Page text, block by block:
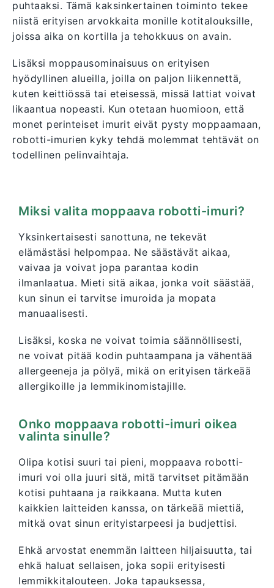
puhtaaksi. Tämä kaksinkertainen toiminto tekee
niistä erityisen arvokkaita monille kotitalouksille,
joissa aika on kortilla ja tehokkuus on avain.
Lisäksi moppausominaisuus on erityisen
hyödyllinen alueilla, joilla on paljon liikennettä,
kuten keittiössä tai eteisessä, missä lattiat voivat
likaantua nopeasti. Kun otetaan huomioon, että
monet perinteiset imurit eivät pysty moppaamaan,
robotti-imurien kyky tehdä molemmat tehtävät on
todellinen pelinvaihtaja.
Miksi valita moppaava robotti-imuri?
Yksinkertaisesti sanottuna, ne tekevät
elämästäsi helpompaa. Ne säästävät aikaa,
vaivaa ja voivat jopa parantaa kodin
ilmanlaatua. Mieti sitä aikaa, jonka voit säästää,
kun sinun ei tarvitse imuroida ja mopata
manuaalisesti.
Lisäksi, koska ne voivat toimia säännöllisesti,
ne voivat pitää kodin puhtaampana ja vähentää
allergeeneja ja pölyä, mikä on erityisen tärkeää
allergikoille ja lemmikinomistajille.
Onko moppaava robotti-imuri oikea
valinta sinulle?
Olipa kotisi suuri tai pieni, moppaava robotti-
imuri voi olla juuri sitä, mitä tarvitset pitämään
kotisi puhtaana ja raikkaana. Mutta kuten
kaikkien laitteiden kanssa, on tärkeää miettiä,
mitkä ovat sinun erityistarpeesi ja budjettisi.
Ehkä arvostat enemmän laitteen hiljaisuutta, tai
ehkä haluat sellaisen, joka sopii erityisesti
lemmikkitalouteen. Joka tapauksessa,